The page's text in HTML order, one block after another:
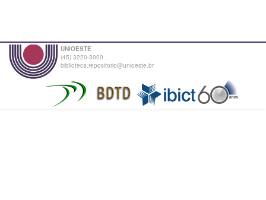
UNIOESTE
(45) 3220-3000
biblioteca.repositorio@unioeste.br